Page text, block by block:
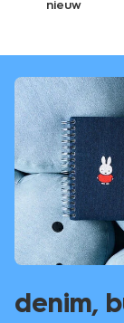
nieuw
denim,